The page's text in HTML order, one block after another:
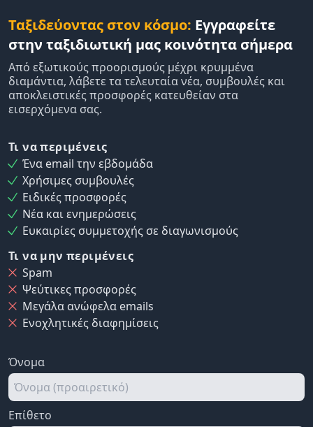
Ταξιδεύοντας στον κόσμο: Εγγραφείτε
στην ταξιδιωτική μας κοινότητα σήμερα
Από εξωτικούς προορισμούς μέχρι κρυμμένα
διαμάντια, λάβετε τα τελευταία νέα, συμβουλές και
αποκλειστικές προσφορές κατευθείαν στα
εισερχόμενα σας.
Τι να περιμένεις
Ένα email την εβδομάδα
Χρήσιμες συμβουλές
Ειδικές προσφορές
Νέα και ενημερώσεις
Ευκαιρίες συμμετοχής σε διαγωνισμούς
Τι να μην περιμένεις
Spam
Ψεύτικες προσφορές
Μεγάλα ανώφελα emails
Ενοχλητικές διαφημίσεις
Όνομα
Επίθετο